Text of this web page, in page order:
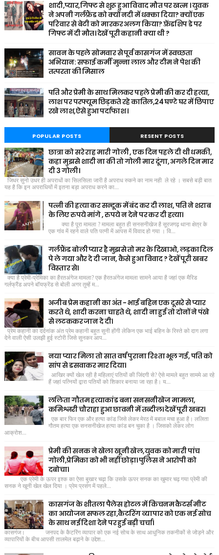
शादी,प्यार,गिफ्ट से शुरू हुआ विवाद मौत पर खत्म । युवक
ने अपनी गर्लफ्रैंड को क्यों नदी में धक्का दिया? क्यों एक
परिवार से बेटी को मारकर अलग किया? फ़्रेंडशिप डे पर
गिफ्ट में दी मौत। देखें पूरी कहानी क्या थी ?
सावन के पहले सोमवार से पूर्व कासगंज में स्वच्छता
अभियान: सफाई कर्मी मुन्ना लाल और टीम ने पेश की
तत्परता की मिसाल
पति और प्रेमी के साथ मिलकर पहले प्रेमी की कर दी हत्या,
लाश पर परफ्यूम छिड़कते रहे कातिल,24 घण्टे घर में छिपाए
रखे लाश,ऐसे हुआ पर्दाफाश ।
POPULAR POSTS RESENT POSTS
छात्रा को सरे राह मारी गोली , एक दिन पहले दी थी धमकी,
कहा मुझसे शादी ना की तो गोली मार दूंगा, अगले दिन मार
दी 3 गोली।
जिधर सुनो उधर ही अपराधों का सिलसिला जारी है अपराध रुकने का नाम नही ले रहे । सबसे बड़ी बात
यह है कि इन अपराधियों में इतना बड़ा अपराध करने का...
पत्नी की हत्या कर सन्दूक में बंद कर दी लाश, पति ने शराब
के लिए रुपये मांगे , रुपये न देने पर कर दी हत्या।
क्या है पूरा मामला ? मामला बहुत ही सनसनीखेज है सूरजगढ़ थाना क्षेत्र के
एक गांव में रहने वाले पति पत्नी में आपस में विवाद हो गया । वि...
गर्लफ्रैंड बोली प्यार है मुझसे तो मर के दिखाओ, लड़का दिल
पे ले गया और दे दी जान, कैसे हुआ विवाद ? देखें पूरी खबर
विस्तार से।
क्या है प्रेमी-प्रेमिका का हैरतअंगेज मामला? एक हैरतअंगेज मामला सामने आया है जहां एक मैरिड
गर्लफ्रैंड अपने बॉयफ्रेंड से बोली अगर तुम्हें म...
अजीब प्रेम कहानी का अंत - भाई बहिन एक दूसरे से प्यार
करते थे, शादी करना चाहते थे, शादी ना हुई तो दोनों ने पंखे
से लटककर जान दे दी।
प्रेम कहानी का दर्दनांक अंत प्रेम कहानी बहुत सुनी होंगी लेकिन एक भाई बहिन के रिस्ते को दाग लगा
देने वाली ऐसी उलझी हुई स्टोरी जिसे सुनकर आप...
नया प्यार मिला तो सात वर्ष पुराना रिश्ता भूल गई, पति को
सांप से डसवाकर मार दिया।
आखिर क्यों खेल रही है महिलाएं पतियों की जिंदगी से? ऐसे मामले बहुत साममे आ रहे
हैं जहां पत्नियों द्वारा पतियों को शिकार बनाया जा रहा है। य...
ललिता गौतम हत्याकांड बना सनसनीखेज मामला,
कमिश्नरी चौराहा हुआ छावनी में तब्दील। देखें पूरी खबर।
एक बार फिर एक और हत्या कांड जिसे लेकर मेरठ में बबाल मचा हुआ है। ललिता
गौतम हत्या एक सनसनीखेज हत्या कांड बन चुका है । जिसको लेकर लोग
आक्रोश...
प्रेमी की सनक ने खेला खूनी खेल,युवक को मारी पांच
गोली,प्रेमिका को भी नहीं छोड़ा। पुलिस ने आरोपी को
दबोचा।
एक प्रेमी के ऊपर इश्क का ऐसा बुखार चढ़ा कि उसके ऊपर सनक का खुमार चढ़ गया प्रेमी की
सनक ने खूनी खेल खेल दिया । प्रेम प्रसंग में पहले...
कासगंज के शीतला पैलेस होटल में किचनम कैटर्स मीट
का आयोजन सफल रहा,कैटरिंग व्यापार को एक नई सोच
के साथ नई दिशा देने पर हुई बड़ी चर्चा।
कासगंज। जनपद के कैटरिंग व्यापार को एक नई सोच के साथ आधुनिक तकनीकों से जोड़ने और
व्यापारियों के बीच आपसी तालमेल बढ़ाने के उद्देश...